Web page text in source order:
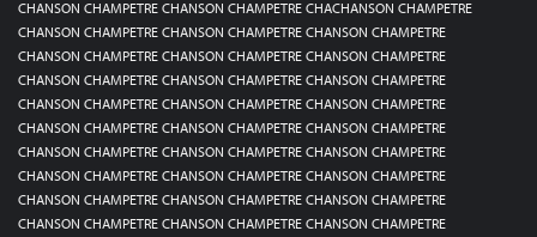
CHANSON CHAMPETRE CHANSON CHAMPETRE CHACHANSON CHAMPETRE
CHANSON CHAMPETRE CHANSON CHAMPETRE CHANSON CHAMPETRE
CHANSON CHAMPETRE CHANSON CHAMPETRE CHANSON CHAMPETRE
CHANSON CHAMPETRE CHANSON CHAMPETRE CHANSON CHAMPETRE
CHANSON CHAMPETRE CHANSON CHAMPETRE CHANSON CHAMPETRE
CHANSON CHAMPETRE CHANSON CHAMPETRE CHANSON CHAMPETRE
CHANSON CHAMPETRE CHANSON CHAMPETRE CHANSON CHAMPETRE
CHANSON CHAMPETRE CHANSON CHAMPETRE CHANSON CHAMPETRE
CHANSON CHAMPETRE CHANSON CHAMPETRE CHANSON CHAMPETRE
CHANSON CHAMPETRE CHANSON CHAMPETRE CHANSON CHAMPETRE